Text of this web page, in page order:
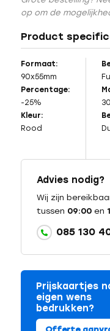
op om de
Product
Formaat:
90x55mm
Percentage:
-25%
Kleur:
Rood
Advies nodig?
Wij zijn
tussen 09:00en
085 130
Prijskaartjes
eigen wens
bedrukken?